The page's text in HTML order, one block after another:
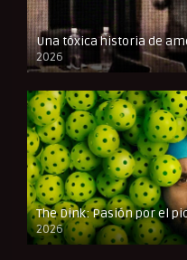
Una tóxica historia de
2026
FULL HD
The Dink: Pasión por el
2026
FULL HD